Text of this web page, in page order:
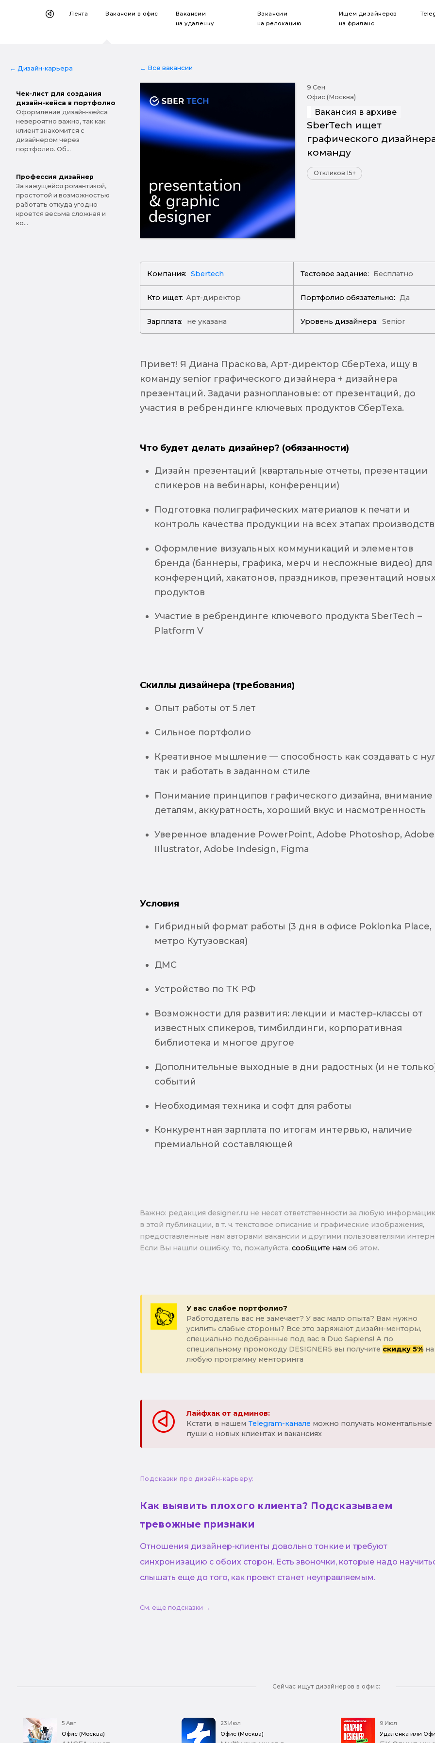
Лента Вакансиив офис
Вакансии
на удаленку
Вакансии
на релокацию
Ищем дизайнеров
на фриланс
← Дизайн-карьера
Чек-лист для создания
дизайн-кейса в портфолио
Оформление дизайн-кейса
невероятно важно, так как
клиент знакомится с
дизайнером через
портфолио. Об...
Профессия дизайнер
За кажущейся романтикой,
простотой и возможностью
работать откуда угодно
кроется весьма сложная и
ко...
← Все вакансии
9 Сен
Офис (Москва)
Вакансия в архиве
SberTech ищет
графического
команду
Откликов 15+
Компания: Sbertech Тестовое задание: Бесплатно
Кто ищет: Арт-директор Портфолио обязательно: Да
Зарплата: не указана Уровень дизайнера: Senior
Привет! Я Диана Праскова, Арт-директор СберТеха, ищу в
команду senior графического дизайнера + дизайнера
презентаций. Задачи разноплановые: от презентаций, до
участия в ребрендинге ключевых продуктов СберТеха.
Что будет делать дизайнер? (обязанности)
Дизайн презентаций (квартальные отчеты, презентации
спикеров на вебинары, конференции)
Подготовка полиграфических материалов к печати и
контроль качества продукции на всех этапах
Оформление визуальных коммуникаций и элементов
бренда (баннеры, графика, мерч и несложные видео) для
конференций, хакатонов, праздников, презентаций
продуктов
Участие в ребрендинге ключевого продукта SberTech –
Platform V
Скиллы дизайнера (требования)
Опыт работы от 5 лет
Сильное портфолио
Креативное мышление — способность как создавать с
так и работать в заданном стиле
Понимание принципов графического дизайна, внимание
деталям, аккуратность, хороший вкус и насмотренность
Уверенное владение PowerPoint, Adobe Photoshop, Adobe
IIlustrator, Adobe Indesign, Figma
Условия
Гибридный формат работы (3 дня в офисе Poklonka Place,
метро Кутузовская)
ДМС
Устройство по ТК РФ
Возможности для развития: лекции и мастер-классы от
известных спикеров, тимбилдинги, корпоративная
библиотека и многое другое
Дополнительные выходные в дни радостных (и не
событий
Необходимая техника и софт для работы
Конкурентная зарплата по итогам интервью, наличие
премиальной составляющей
Важно: pедакция designer.ru не несет ответственности за любую
в этой публикации, в т. ч. текстовое описание и графические изображения,
предоставленные нам авторами вакансии и другими пользователями
Если Вы нашли ошибку, то, пожалуйста, сообщите нам об этом.
У вас слабое портфолио?
Работодатель вас не замечает? У вас мало опыта? Вам нужно
усилить слабые стороны? Все это заряжают дизайн-менторы,
специально подобранные под вас в Duo Sapiens! А по
специальному промокоду DESIGNER5 вы получите скидку 5%на
любую программу менторинга
Лайфхак от админов:
Кстати, в нашем Telegram-канале можно получать моментальные
пуши о новых клиентах и вакансиях
Подсказки про дизайн-карьеру:
Как выявить плохого клиента? Подсказываем
тревожные признаки
Отношения дизайнер-клиенты довольно тонкие и требуют
синхронизацию с обоих сторон. Есть звоночки, которые надо
слышать еще до того, как проект станет неуправляемым.
См. еще подсказки →
Сейчас ищут дизайнеров в офис:
5 Авг
Офис (Москва)
23 Июл
Офис (Москва)
9 Июл
Удаленка или